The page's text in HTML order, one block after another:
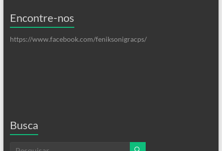
Encontre-nos
https://www.facebook.com/feniksonigracps/
Busca